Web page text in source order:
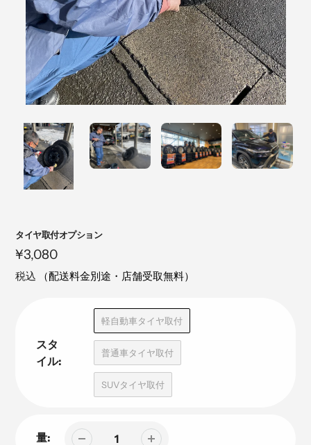
注
目
の
タイヤ取付オプション
定
価
¥3,080
税込 （配送料金別途・店舗受取無料）
スタ
イル:
軽自動車タイヤ取付
普通車タイヤ取付
SUVタイヤ取付
量: